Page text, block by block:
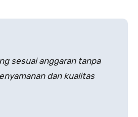
sesuai anggaran tanpa
dan kualitas